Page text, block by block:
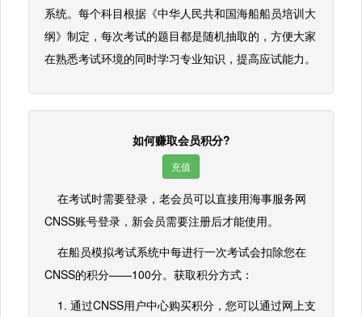
系统。每个科目根据《中华人民共和国海船船员培训大
纲》制定，每次考试的题目都是随机抽取的，方便大家
在熟悉考试环境的同时学习专业知识，提高应试能力。
如何赚取会员积分?
充值
在考试时需要登录，老会员可以直接用海事服务网
CNSS账号登录，新会员需要注册后才能使用。
在船员模拟考试系统中每进行一次考试会扣除您在
CNSS的积分——100分。获取积分方式：
1. 通过CNSS用户中心购买积分，您可以通过网上支